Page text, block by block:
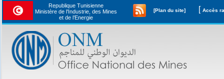
Republique Tunisienne
Ministère de l'Industrie, des Mines
et de l’Energie
[Plan du site] [